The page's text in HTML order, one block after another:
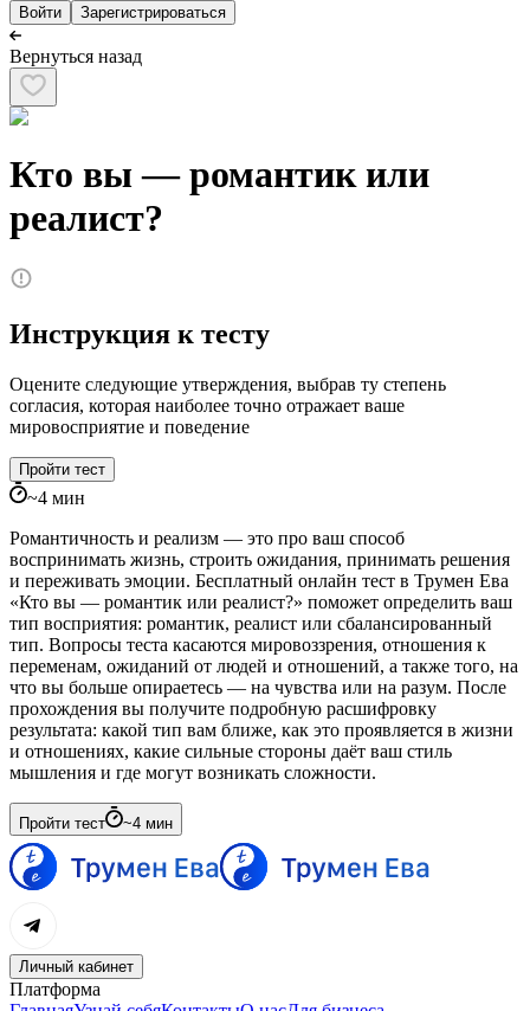
Войти Зарегистрироваться
Вернуться назад
Кто вы — романтик или
реалист?
Инструкция к тесту
Оцените следующие утверждения, выбрав ту степень
согласия, которая наиболее точно отражает ваше
мировосприятие и поведение
Пройти тест
~4 мин
Романтичность и реализм — это про ваш способ
воспринимать жизнь, строить ожидания, принимать решения
и переживать эмоции. Бесплатный онлайн тест в Трумен Ева
«Кто вы — романтик или реалист?» поможет определить ваш
тип восприятия: романтик, реалист или сбалансированный
тип. Вопросы теста касаются мировоззрения, отношения к
переменам, ожиданий от людей и отношений, а также того, на
что вы больше опираетесь — на чувства или на разум. После
прохождения вы получите подробную расшифровку
результата: какой тип вам ближе, как это проявляется в жизни
и отношениях, какие сильные стороны даёт ваш стиль
мышления и где могут возникать сложности.
Пройти тест ~4 мин
Личный кабинет
Платформа